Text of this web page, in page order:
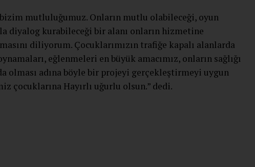
mutluluğumuz. Onların mutlu olabileceği, oyun
diyalog kurabileceği bir alanı onların hizmetine
diliyorum. Çocuklarımızın trafiğe kapalı alanlarda
eğlenmeleri en büyük amacımız, onların sağlığı
olması adına böyle bir projeyi gerçekleştirmeyi uygun
çocuklarına Hayırlı uğurlu olsun.” dedi.